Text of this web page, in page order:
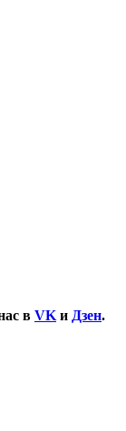
в VK и Дзен.